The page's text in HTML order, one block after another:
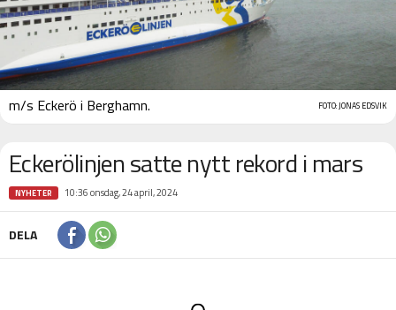
FOTO: JONAS EDSVIK
m/s Eckerö i Berghamn.
Eckerölinjen satte nytt rekord i mars
NYHETER 10:36 onsdag, 24 april, 2024
DELA